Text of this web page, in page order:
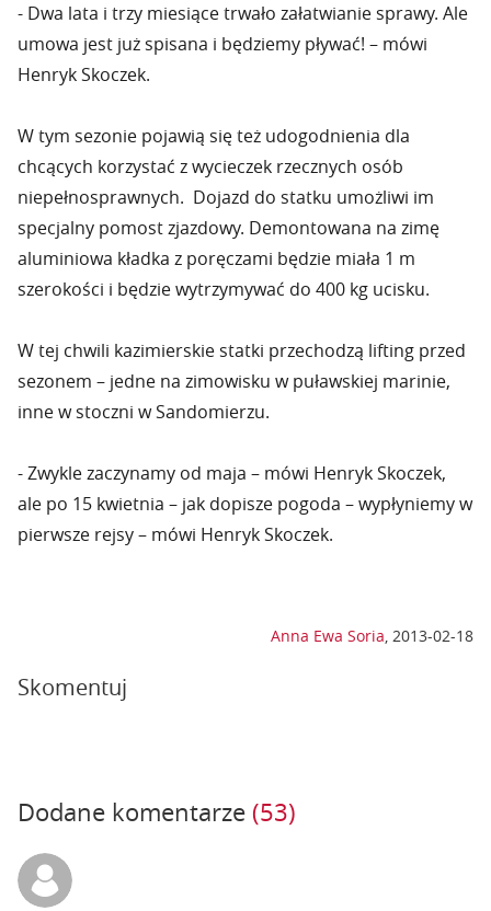
- Dwa lata i trzy miesiące trwało załatwianie sprawy. Ale
umowa jest już spisana i będziemy pływać! – mówi
Henryk Skoczek.
W tym sezonie pojawią się też udogodnienia dla
chcących korzystać z wycieczek rzecznych osób
niepełnosprawnych. Dojazd do statku umożliwi im
specjalny pomost zjazdowy. Demontowana na zimę
aluminiowa kładka z poręczami będzie miała 1 m
szerokości i będzie wytrzymywać do 400 kg ucisku.
W tej chwili kazimierskie statki przechodzą lifting przed
sezonem – jedne na zimowisku w puławskiej marinie,
inne w stoczni w Sandomierzu.
- Zwykle zaczynamy od maja – mówi Henryk Skoczek,
ale po 15 kwietnia – jak dopisze pogoda – wypłyniemy w
pierwsze rejsy – mówi Henryk Skoczek.
Anna Ewa Soria, 2013-02-18
Skomentuj
Dodane komentarze (53)